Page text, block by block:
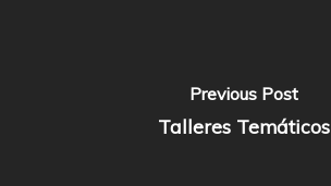
Previous Post
Talleres Temáticos